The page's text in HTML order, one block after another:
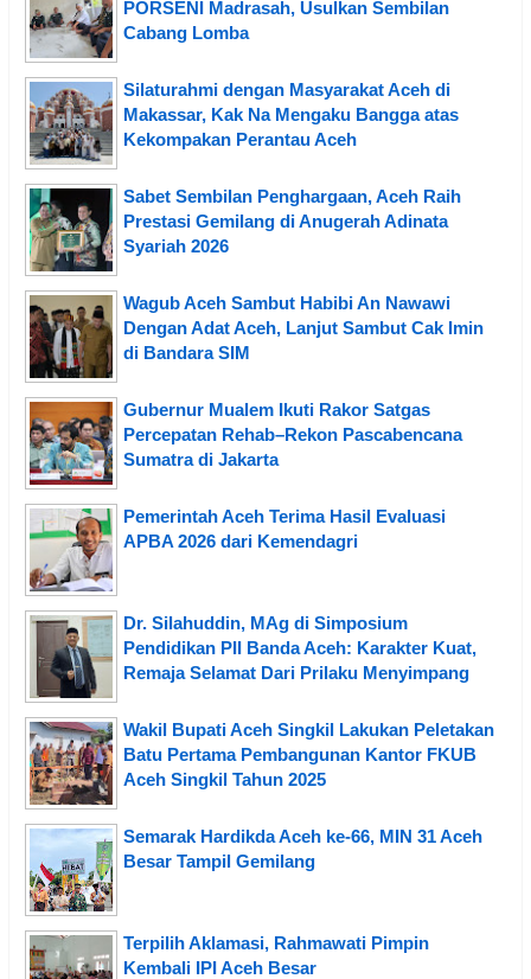
PORSENI Madrasah, Usulkan Sembilan
Cabang Lomba
Silaturahmi dengan Masyarakat Aceh di
Makassar, Kak Na Mengaku Bangga atas
Kekompakan Perantau Aceh
Sabet Sembilan Penghargaan, Aceh Raih
Prestasi Gemilang di Anugerah Adinata
Syariah 2026
Wagub Aceh Sambut Habibi An Nawawi
Dengan Adat Aceh, Lanjut Sambut Cak Imin
di Bandara SIM
Gubernur Mualem Ikuti Rakor Satgas
Percepatan Rehab–Rekon Pascabencana
Sumatra di Jakarta
Pemerintah Aceh Terima Hasil Evaluasi
APBA 2026 dari Kemendagri
Dr. Silahuddin, MAg di Simposium
Pendidikan PII Banda Aceh: Karakter Kuat,
Remaja Selamat Dari Prilaku Menyimpang
Wakil Bupati Aceh Singkil Lakukan Peletakan
Batu Pertama Pembangunan Kantor FKUB
Aceh Singkil Tahun 2025
Semarak Hardikda Aceh ke-66, MIN 31 Aceh
Besar Tampil Gemilang
Terpilih Aklamasi, Rahmawati Pimpin
Kembali IPI Aceh Besar